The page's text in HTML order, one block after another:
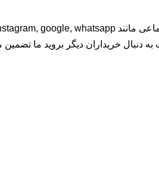
دنبال خریداران دیگر بروید ما